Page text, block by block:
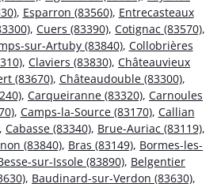
, Esparron (83560), Entrecasteaux
, Cuers (83390), Cotignac (83570),
sur-Artuby (83840), Collobrières
, Claviers (83830), Châteauvieux
(83670), Châteaudouble (83300),
, Carqueiranne (83320), Carnoules
, Camps-la-Source (83170), Callian
, Cabasse (83340), Brue-Auriac (83119),
(83840), Bras (83149), Bormes-les-
sur-Issole (83890), Belgentier
, Baudinard-sur-Verdon (83630),